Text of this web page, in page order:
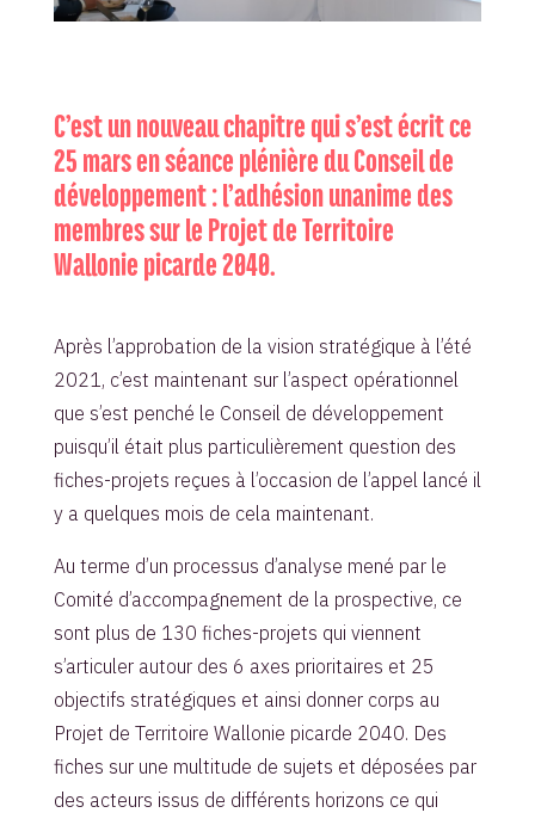
C’est un nouveau chapitre qui s’est écrit ce
25 mars en séance plénière du Conseil de
développement : l’adhésion unanime des
membres sur le Projet de Territoire
Wallonie picarde 2040.
Après l’approbation de la vision stratégique à l’été
2021, c’est maintenant sur l’aspect opérationnel
que s’est penché le Conseil de développement
puisqu’il était plus particulièrement question des
fiches-projets reçues à l’occasion de l’appel lancé il
y a quelques mois de cela maintenant.
Au terme d’un processus d’analyse mené par le
Comité d’accompagnement de la prospective, ce
sont plus de 130 fiches-projets qui viennent
s’articuler autour des 6 axes prioritaires et 25
objectifs stratégiques et ainsi donner corps au
Projet de Territoire Wallonie picarde 2040. Des
fiches sur une multitude de sujets et déposées par
des acteurs issus de différents horizons ce qui